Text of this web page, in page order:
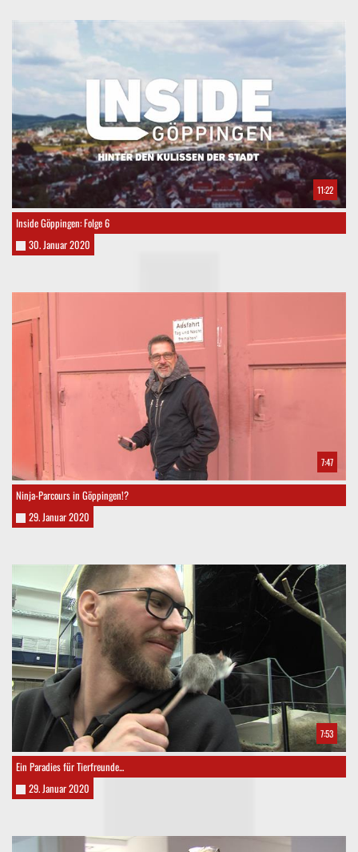
11:22
Inside Göppingen: Folge 6
30. Januar 2020
7:47
Ninja-Parcours in Göppingen!?
29. Januar 2020
7:53
Ein Paradies für Tierfreunde...
29. Januar 2020